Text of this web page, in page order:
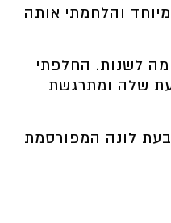
והלחמתי אותה
לשנות. החלפתי
שלה ומתרגשת
לונה המפורסמת